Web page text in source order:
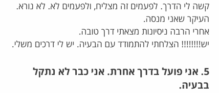
קשה לי הדרך. לפעמים זה מצליח, ולפעמים לא. לא נורא.
העיקר שאני מנסה.
אחרי הרבה ניסיונות מצאתי דרך טובה.
יש!!!!!!!! הצלחתי להתמודד עם הבעיה. יש לי דרכים משלי.
5. אני פועל בדרך אחרת. אני כבר לא נתקל
בבעיה.